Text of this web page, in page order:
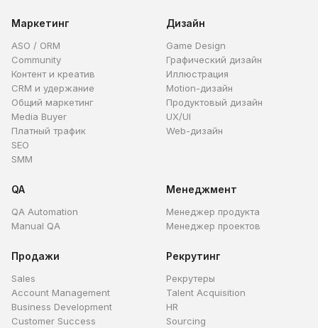
Маркетинг
ASO / ORM
Community
Контент и креатив
CRM и удержание
Общий маркетинг
Media Buyer
Платный трафик
SEO
SMM
Дизайн
Game Design
Графический дизайн
Иллюстрация
Motion-дизайн
Продуктовый дизайн
UX/UI
Web-дизайн
QA
QA Automation
Manual QA
Менеджмент
Менеджер продукта
Менеджер проектов
Продажи
Sales
Account Management
Business Development
Customer Success
Рекрутинг
Рекрутеры
Talent Acquisition
HR
Sourcing